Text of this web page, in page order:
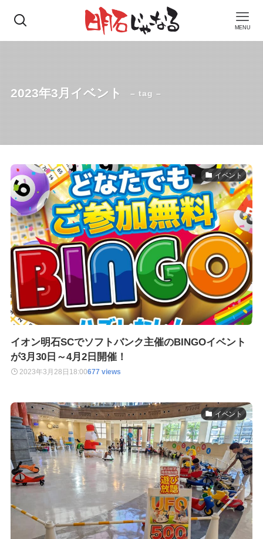
MENU
2023年3月イベント – tag –
イベント
イオン明石SCでソフトバンク主催のBINGOイベント
が3月30日～4月2日開催！
2023年3月28日 18:00677 views
イベント